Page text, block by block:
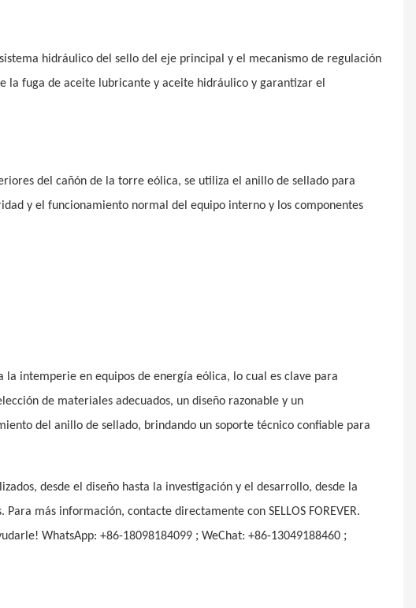
hidráulico del sello del eje principal y el mecanismo de regulación
la fuga de aceite lubricante y aceite hidráulico y garantizar el
del cañón de la torre eólica, se utiliza el anillo de sellado para
y el funcionamiento normal del equipo interno y los componentes
la intemperie en equipos de energía eólica, lo cual es clave para
de materiales adecuados, un diseño razonable y un
del anillo de sellado, brindando un soporte técnico confiable para
desde el diseño hasta la investigación y el desarrollo, desde la
más información, contacte directamente con SELLOS FOREVER.
WhatsApp: +86-18098184099 ; WeChat: +86-13049188460 ;